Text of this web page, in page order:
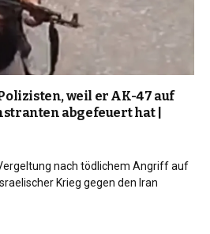
weil er AK-47 auf
abgefeuert hat |